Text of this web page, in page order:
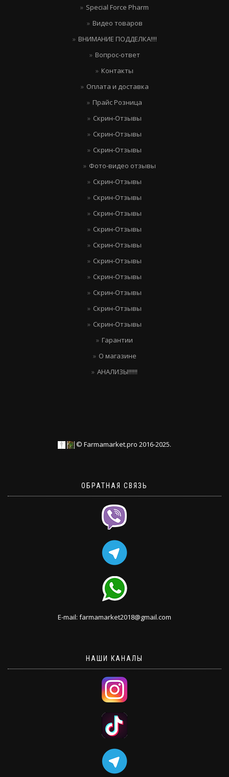
Special Force Pharm
Видео товаров
ВНИМАНИЕ ПОДДЕЛКА!!!!
Вопрос-ответ
Контакты
Оплата и доставка
Прайс Розница
Скрин-Отзывы
Скрин-Отзывы
Скрин-Отзывы
Фото-видео отзывы
Скрин-Отзывы
Скрин-Отзывы
Скрин-Отзывы
Скрин-Отзывы
Скрин-Отзывы
Скрин-Отзывы
Скрин-Отзывы
Скрин-Отзывы
Скрин-Отзывы
Скрин-Отзывы
Гарантии
О магазине
АНАЛИЗЫ!!!!!!
© Farmamarket.pro 2016-2025.
ОБРАТНАЯ СВЯЗЬ
E-mail: farmamarket2018@gmail.com
НАШИ КАНАЛЫ